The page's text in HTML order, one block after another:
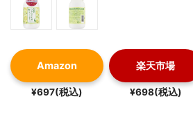
Amazon
¥697(税込)
楽天市場
¥698(税込)